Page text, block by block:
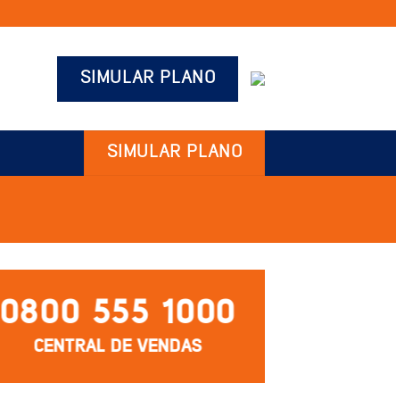
SIMULAR PLANO
SIMULAR PLANO
0800 555 1000
CENTRAL DE VENDAS